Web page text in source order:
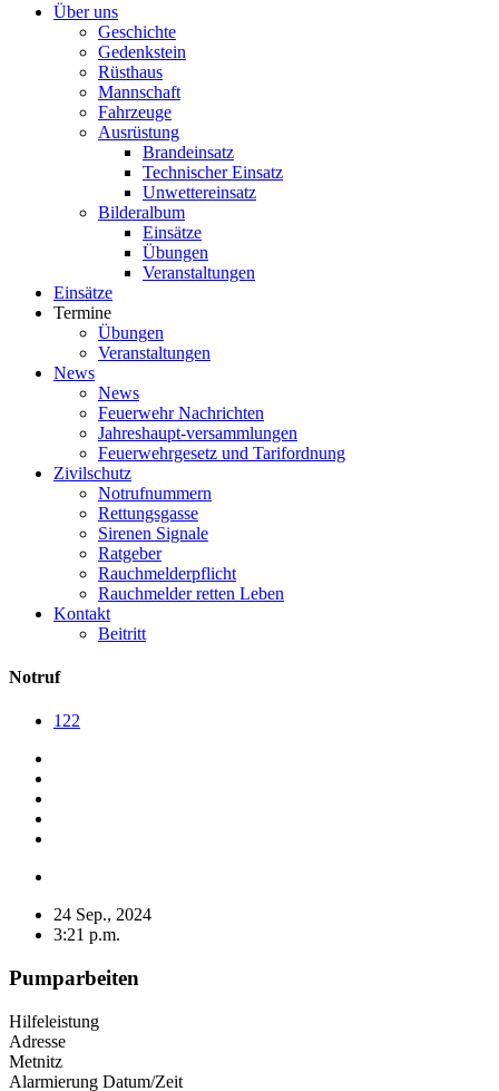
Über uns
Geschichte
Gedenkstein
Rüsthaus
Mannschaft
Fahrzeuge
Ausrüstung
Brandeinsatz
Technischer Einsatz
Unwettereinsatz
Bilderalbum
Einsätze
Übungen
Veranstaltungen
Einsätze
Termine
Übungen
Veranstaltungen
News
News
Feuerwehr Nachrichten
Jahreshaupt-versammlungen
Feuerwehrgesetz und Tarifordnung
Zivilschutz
Notrufnummern
Rettungsgasse
Sirenen Signale
Ratgeber
Rauchmelderpflicht
Rauchmelder retten Leben
Kontakt
Beitritt
Notruf
122
24 Sep., 2024
3:21 p.m.
Pumparbeiten
Hilfeleistung
Adresse
Metnitz
Alarmierung Datum/Zeit